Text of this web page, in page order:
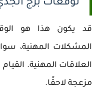
توقعات برج
قد يكون هذا هو
المشكلات المهنية،
العلاقات المهنية.
مزعجة لاحقًا.